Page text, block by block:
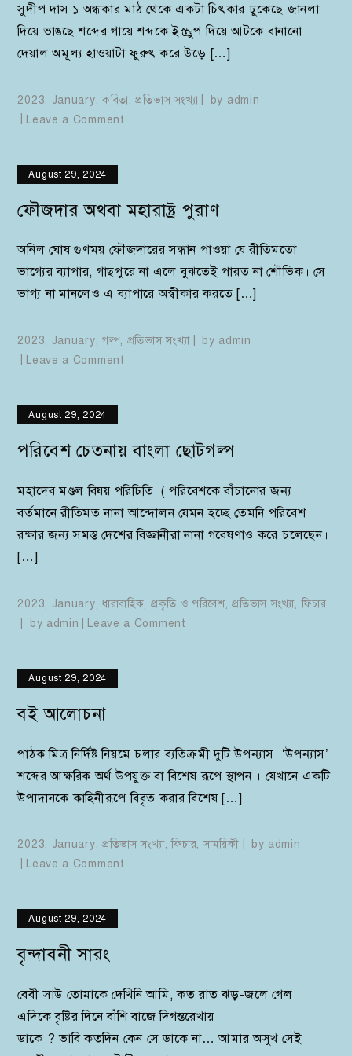
সুদীপ দাস ১ অন্ধকার মাঠ থেকে একটা চিৎকার ঢুকেছে জানলা
দিয়ে ভাঙছে শব্দের গায়ে শব্দকে ইস্ক্রুপ দিয়ে আটকে বানানো
দেয়াল অমূল্য হাওয়াটা ফুরুৎ করে উড়ে […]
2023, January,কবিতা,প্রতিভাস সংখ্যা by admin
Leave a Comment
August 29, 2024
ফৌজদার অথবা মহারাষ্ট্র পুরাণ
অনিল ঘোষ গুণময় ফৌজদারের সন্ধান পাওয়া যে রীতিমতো
ভাগ্যের ব্যাপার, গাছপুরে না এলে বুঝতেই পারত না শৌভিক। সে
ভাগ্য না মানলেও এ ব্যাপারে অস্বীকার করতে […]
2023, January, গল্প, প্রতিভাস সংখ্যা by admin
Leave a Comment
August 29, 2024
পরিবেশ চেতনায় বাংলা ছোটগল্প
মহাদেব মণ্ডল বিষয় পরিচিতি ( পরিবেশকে বাঁচানোর জন্য
বর্তমানে রীতিমত নানা আন্দোলন যেমন হচ্ছে তেমনি পরিবেশ
রক্ষার জন্য সমস্ত দেশের বিজ্ঞানীরা নানা গবেষণাও করে চলেছেন।
[…]
2023, January, ধারাবাহিক, প্রকৃতি ও পরিবেশ,প্রতিভাস সংখ্যা,ফিচার
by admin Leave a Comment
August 29, 2024
বই আলোচনা
পাঠক মিত্র নির্দিষ্ট নিয়মে চলার ব্যতিক্রমী দুটি উপন্যাস ‘উপন্যাস’
শব্দের আক্ষরিক অর্থ উপযুক্ত বা বিশেষ রূপে স্থাপন । যেখানে একটি
উপাদানকে কাহিনীরূপে বিবৃত করার বিশেষ […]
2023, January, প্রতিভাস সংখ্যা,ফিচার,সাময়িকী by admin
Leave a Comment
August 29, 2024
বৃন্দাবনী সারং
বেবী সাউ তোমাকে দেখিনি আমি, কত রাত ঝড়-জলে গেল
এদিকে বৃষ্টির দিনে বাঁশি বাজে দিগন্তরেখায়
ডাকে ? ভাবি কতদিন কেন সে ডাকে না… আমার অসুখ সেই